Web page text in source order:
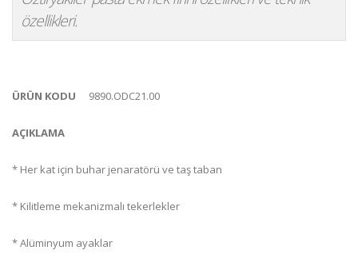
özellikleri.
ÜRÜN KODU 9890.ODC21.00
AÇIKLAMA
* Her kat için buhar jenaratörü ve taş taban
* Kilitleme mekanizmalı tekerlekler
* Alüminyum ayaklar